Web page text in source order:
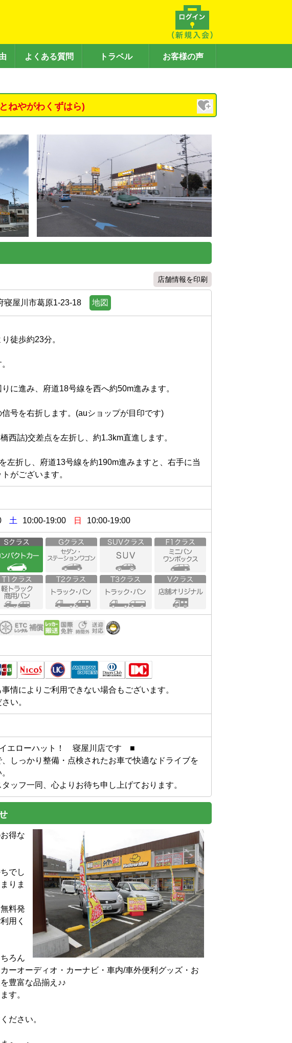
よくある質問 トラベル お客様の声
ねやがわくずはら)
店舗情報を印刷
寝屋川市葛原1-23-18 地図
徒歩約23分。
に進み、府道18号線を西へ約50m進みます。
信号を右折します。(auショップが目印です)
西詰)交差点を左折し、約1.3km直進します。
左折し、府道13号線を約190m進みますと、右手に当
がございます。
土 10:00-19:00 日 10:00-19:00
事情によりご利用できない場合もございます。
い。
エローハット！　寝屋川店です　■
しっかり整備・点検されたお車で快適なドライブを
ッフ一同、心よりお待ち申し上げております。
得な
でし
りま
料発
用く
ろん
ーオーディオ・カーナビ・車内/車外便利グッズ・お
豊富な品揃え♪♪
す。
ださい。